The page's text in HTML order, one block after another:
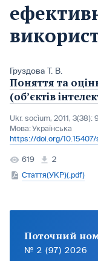
Груздова Т. В.
Поняття та
(об’єктів
Ukr. socìum, 2011, 3(38):
Мова:Українська
https://doi.org/
619
2
Стаття(УКР)(.pdf)
Поточний
№ 2 (97) 2026